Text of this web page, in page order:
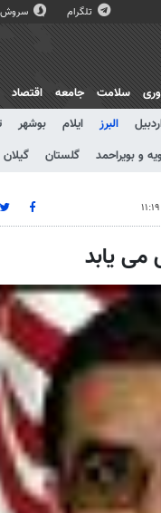
تلگرام سروش
سلامت جامعه اقتصاد
البرز ایلام بوشهر
و بویراحمد گلستان گیلان
یابد